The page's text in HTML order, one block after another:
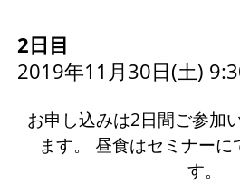
2日目
2019年11月30日(土)
お申し込みは2日間ご参加
ます。 昼食はセミナーに
す。